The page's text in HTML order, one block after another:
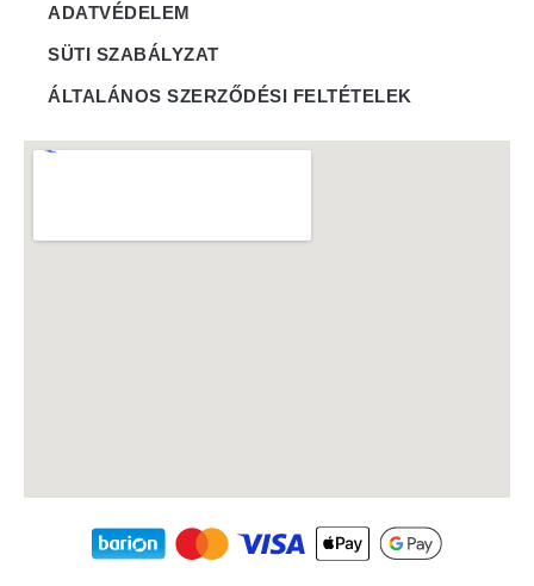
ADATVÉDELEM
SÜTI SZABÁLYZAT
ÁLTALÁNOS SZERZŐDÉSI FELTÉTELEK